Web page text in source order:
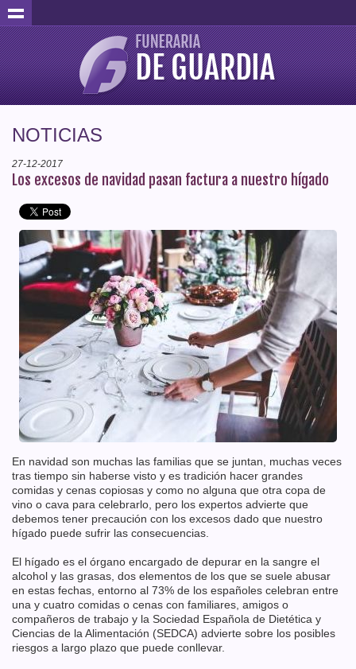
NOTICIAS
27-12-2017
Los excesos de navidad pasan factura a nuestro hígado
En navidad son muchas las familias que se juntan, muchas veces
tras tiempo sin haberse visto y es tradición hacer grandes
comidas y cenas copiosas y como no alguna que otra copa de
vino o cava para celebrarlo, pero los expertos advierte que
debemos tener precaución con los excesos dado que nuestro
hígado puede sufrir las consecuencias.
El hígado es el órgano encargado de depurar en la sangre el
alcohol y las grasas, dos elementos de los que se suele abusar
en estas fechas, entorno al 73% de los españoles celebran entre
una y cuatro comidas o cenas con familiares, amigos o
compañeros de trabajo y la Sociedad Española de Dietética y
Ciencias de la Alimentación (SEDCA) advierte sobre los posibles
riesgos a largo plazo que puede conllevar.